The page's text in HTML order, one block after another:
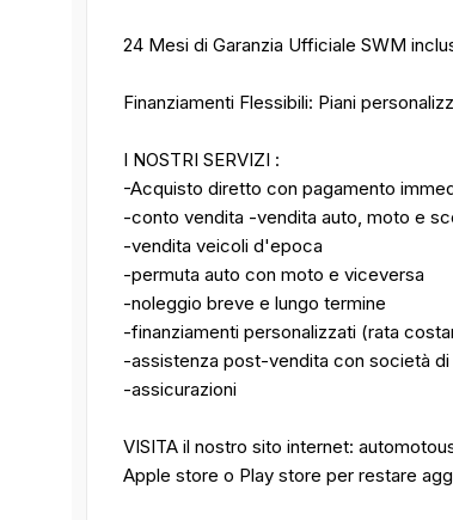
24 Mesi di Garanzia Ufficiale SWM
Finanziamenti Flessibili: Piani
I NOSTRI SERVIZI :
-Acquisto diretto con pagamento
-conto vendita -vendita auto, moto e
-vendita veicoli d'epoca
-permuta auto con moto e viceversa
-noleggio breve e lungo termine
-finanziamenti personalizzati (rata
-assistenza post-vendita con società
-assicurazioni
VISITA il nostro sito internet:
Apple store o Play store per restare